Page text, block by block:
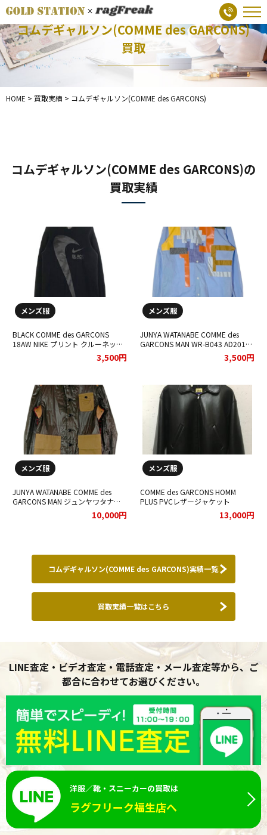
コムデギャルソン(COMME des GARCONS)
買取
HOME > 買取実績 > コムデギャルソン(COMME des GARCONS)
コムデギャルソン(COMME des GARCONS)の
買取実績
メンズ服
BLACK COMME des GARCONS
18AW NIKE プリント クルーネック
スウェットトレーナー をお買取り
3,500円
メンズ服
JUNYA WATANABE COMME des
GARCONS MAN WR-B043 AD2016
ドビー柄 異素材パッチワーク 長袖
シャツをお買取りさせていただきま
3,500円
メンズ服
JUNYA WATANABE COMME des
GARCONS MAN ジュンヤワタナベ
コムデギャルソンマン WD-J046
AD2009 をお買取りさせていただき
10,000円
メンズ服
COMME des GARCONS HOMM
PLUS PVCレザージャケット
13,000円
コムデギャルソン(COMME des GARCONS)実績一覧
買取実績一覧はこちら
LINE査定・ビデオ査定・電話査定・メール査定等から、ご
都合に合わせてお選びください。
洋服／靴・スニーカーの買取は
ラグフリーク福生店へ